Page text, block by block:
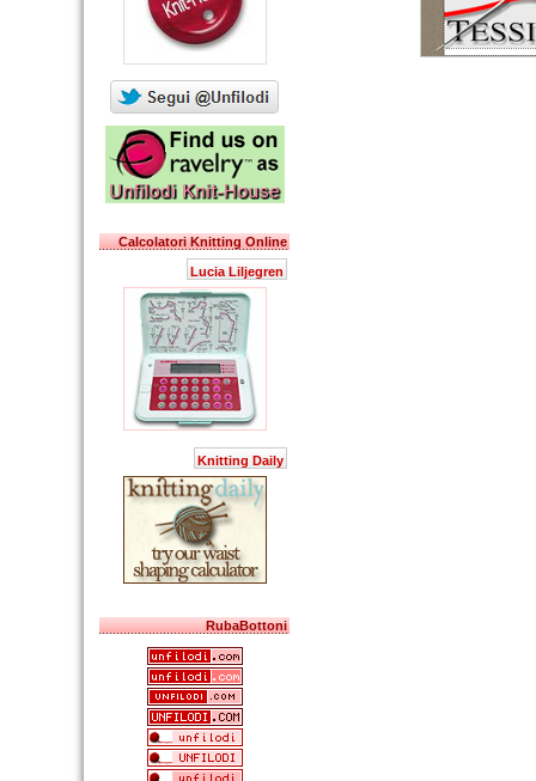
Calcolatori Knitting Online
Lucia Liljegren
Knitting Daily
RubaBottoni